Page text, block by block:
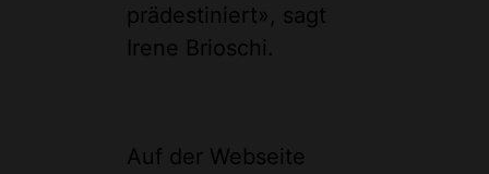
prädestiniert», sagt
Irene Brioschi.
Auf der Webseite